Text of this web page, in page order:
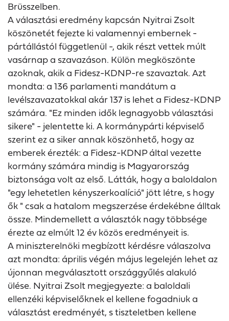
Brüsszelben.
A választási eredmény kapcsán Nyitrai Zsolt
köszönetét fejezte ki valamennyi embernek -
pártállástól függetlenül -, akik részt vettek múlt
vasárnap a szavazáson. Külön megköszönte
azoknak, akik a Fidesz-KDNP-re szavaztak. Azt
mondta: a 136 parlamenti mandátum a
levélszavazatokkal akár 137 is lehet a Fidesz-KDNP
számára. "Ez minden idők legnagyobb választási
sikere" - jelentette ki. A kormánypárti képviselő
szerint ez a siker annak köszönhető, hogy az
emberek érezték: a Fidesz-KDNP által vezette
kormány számára mindig is Magyarország
biztonsága volt az első. Látták, hogy a baloldalon
"egy lehetetlen kényszerkoalíció" jött létre, s hogy
ők " csak a hatalom megszerzése érdekébne álltak
össze. Mindemellett a választók nagy többsége
érezte az elmúlt 12 év közös eredményeit is.
A miniszterelnöki megbízott kérdésre válaszolva
azt mondta: április végén május legelején lehet az
újonnan megválasztott országgyűlés alakuló
ülése. Nyitrai Zsolt megjegyezte: a baloldali
ellenzéki képviselőknek el kellene fogadniuk a
választást eredményét, s tiszteletben kellene